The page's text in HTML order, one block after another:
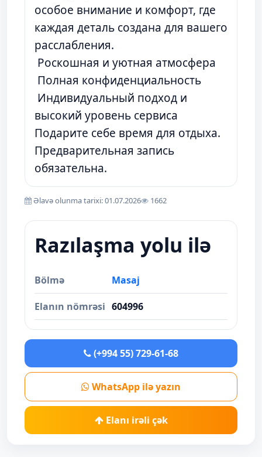
особое внимание и комфорт, где
каждая деталь создана для вашего
расслабления.
Роскошная и уютная атмосфера
Полная конфиденциальность
Индивидуальный подход и
высокий уровень сервиса
Подарите себе время для отдыха.
Предварительная запись
обязательна.
Əlavə olunma tarixi: 01.07.2026 1662
Razılaşma yolu ilə
Bölmə Masaj
Elanın nömrəsi 604996
(+994 55) 729-61-68
WhatsApp ilə yazın
Elanı irəli çək